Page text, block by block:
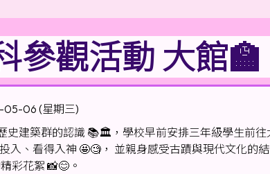
參觀活動 大館🏫
05-06 (星期三)
史建築群的認識 📚🏛️，學校早前安排三年級學生前
入、看得入神 🤩🧐， 並親身感受古蹟與現代文化
彩花絮 📸😊。